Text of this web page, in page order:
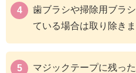
歯ブラシや掃除用ブラ
ている場合は取り除きま
マジックテープに残っ